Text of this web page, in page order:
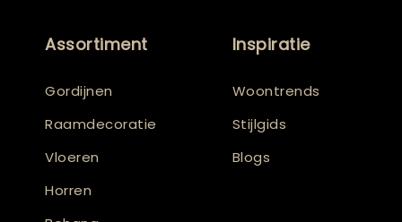
Assortiment
Gordijnen
Raamdecoratie
Vloeren
Horren
Inspiratie
Woontrends
Stijlgids
Blogs